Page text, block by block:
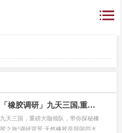
「橡胶调研」九天三国,重磅大咖领队,带你探秘橡胶之旅!
九天三国，重磅大咖领队，带你探秘橡
胶之旅!调研背景:天然橡胶是我国四大